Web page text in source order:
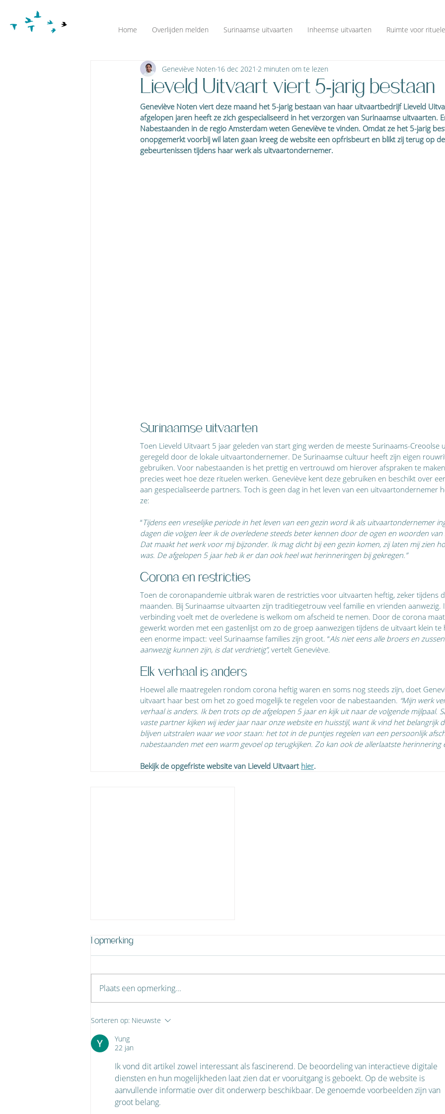
Home Overlijden melden Surinaamse uitvaarten Inheemse uitvaarten Ruimte voor
Lieveld Uitvaart viert 5-jarig bestaan
Geneviève Noten 16 dec 2021 2 minuten om te lezen
Geneviève Noten viert deze maand het 5-jarig bestaan van haar uitvaartbedrijf Lieveld
afgelopen jaren heeft ze zich gespecialiseerd in het verzorgen van Surinaamse uitvaarten.
Nabestaanden in de regio Amsterdam weten Geneviève te vinden. Omdat ze het 5-jarig
onopgemerkt voorbij wil laten gaan kreeg de website een opfrisbeurt en blikt zij terug op
gebeurtenissen tijdens haar werk als uitvaartondernemer.
Surinaamse uitvaarten
Toen Lieveld Uitvaart 5 jaar geleden van start ging werden de meeste Surinaams-Creoolse
geregeld door de lokale uitvaartondernemer. De Surinaamse cultuur heeft zijn eigen
gebruiken. Voor nabestaanden is het prettig en vertrouwd om hierover afspraken te
precies weet hoe deze rituelen werken. Geneviève kent deze gebruiken en beschikt over
aan gespecialiseerde partners. Toch is geen dag in het leven van een uitvaartondernemer
ze:
“Tijdens een vreselijke periode in het leven van een gezin word ik als uitvaartondernemer
dagen die volgen leer ik de overledene steeds beter kennen door de ogen en woorden
Dat maakt het werk voor mij bijzonder. Ik mag dicht bij een gezin komen, zij laten mij zien
was. De afgelopen 5 jaar heb ik er dan ook heel wat herinneringen bij gekregen.”
Corona en restricties
Toen de coronapandemie uitbrak waren de restricties voor uitvaarten heftig, zeker tijdens
maanden. Bij Surinaamse uitvaarten zijn traditiegetrouw veel familie en vrienden aanwezig.
verbinding voelt met de overledene is welkom om afscheid te nemen. Door de corona
gewerkt worden met een gastenlijst om zo de groep aanwezigen tijdens de uitvaart klein
een enorme impact: veel Surinaamse families zijn groot. “Als niet eens alle broers en
aanwezig kunnen zijn, is dat verdrietig”, vertelt Geneviève.
Elk verhaal is anders
Hoewel alle maatregelen rondom corona heftig waren en soms nog steeds zijn, doet
uitvaart haar best om het zo goed mogelijk te regelen voor de nabestaanden. “Mijn werk
verhaal is anders. Ik ben trots op de afgelopen 5 jaar en kijk uit naar de volgende mijlpaal.
vaste partner kijken wij ieder jaar naar onze website en huisstijl, want ik vind het belangrijk
blijven uitstralen waar we voor staan: het tot in de puntjes regelen van een persoonlijk
nabestaanden met een warm gevoel op terugkijken. Zo kan ook de allerlaatste herinnering
Bekijk de opgefriste website van Lieveld Uitvaart hier.
Inheemse uitvaart: traditie,
gemeenschap en een
eigen plek
1 opmerking
Plaats een opmerking...
Sorteren op: Nieuwste
Yung
22 jan
Ik vond dit artikel zowel interessant als fascinerend. De beoordeling van interactieve digitale
diensten en hun mogelijkheden laat zien dat er vooruitgang is geboekt. Op de website is
aanvullende informatie over dit onderwerp beschikbaar. De genoemde voorbeelden zijn van
groot belang.